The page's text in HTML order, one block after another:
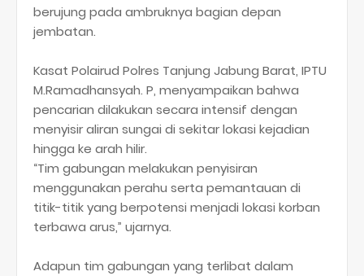
berujung pada ambruknya bagian depan
jembatan.
Kasat Polairud Polres Tanjung Jabung Barat, IPTU
M.Ramadhansyah. P, menyampaikan bahwa
pencarian dilakukan secara intensif dengan
menyisir aliran sungai di sekitar lokasi kejadian
hingga ke arah hilir.
“Tim gabungan melakukan penyisiran
menggunakan perahu serta pemantauan di
titik-titik yang berpotensi menjadi lokasi korban
terbawa arus,” ujarnya.
Adapun tim gabungan yang terlibat dalam